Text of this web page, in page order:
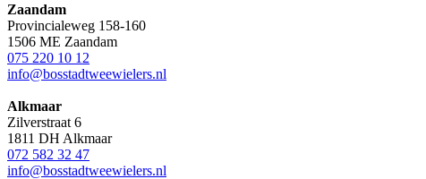
Zaandam
Provincialeweg 158-160
1506 ME Zaandam
075 220 10 12
info@bosstadtweewielers.nl
Alkmaar
Zilverstraat 6
1811 DH Alkmaar
072 582 32 47
info@bosstadtweewielers.nl